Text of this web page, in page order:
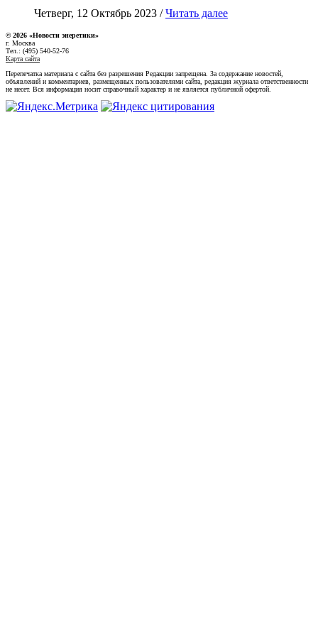
Четверг, 12 Октябрь 2023 /Читать далее
© 2026 «Новости энеретики»
г. Москва
Тел.: (495) 540-52-76
Карта сайта
Перепечатка материала с сайта без разрешения Редакции запрещена. За содержание новостей,
объявлений и комментариев, размещенных пользователями сайта, редакция журнала ответственности
не несет. Вся информация носит справочный характер и не является публичной офертой.